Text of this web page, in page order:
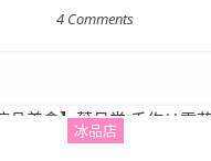
4 Comments
冰品店